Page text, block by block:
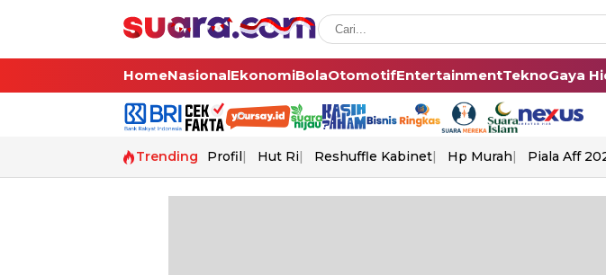
HomeNasionalEkonomiBolaOtomotifEntertainmentTeknoGaya
Trending Profil Hut Ri Reshuffle Kabinet Hp Murah Piala Aff